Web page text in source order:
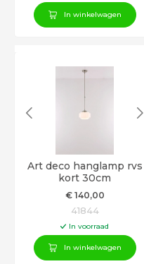
In winkelwagen
Art deco hanglamp rvs
kort 30cm
€140,00
41844
In voorraad
In winkelwagen